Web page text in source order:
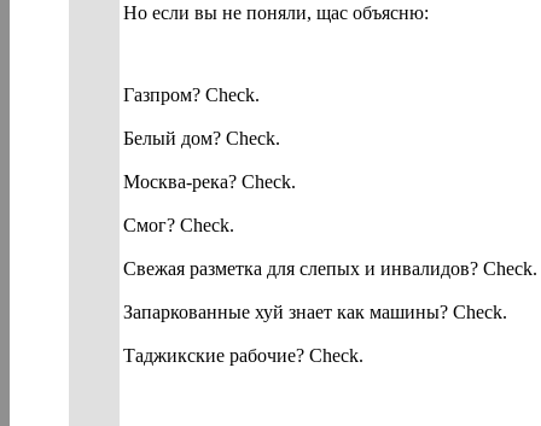
Но если вы не поняли, щас объясню:
Газпром? Check.
Белый дом? Check.
Москва-река? Check.
Смог? Check.
Свежая разметка для слепых и инвалидов? Check.
Запаркованные хуй знает как машины? Check.
Таджикские рабочие? Check.